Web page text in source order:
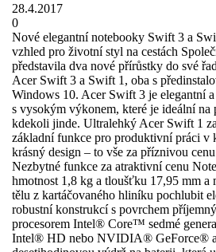
28.4.2017
0
Nové elegantní notebooky Swift 3 a
vzhled pro životní styl na cestách
představila dva nové přírůstky do své
Acer Swift 3 a Swift 1, oba s
Windows 10. Acer Swift 3 je elegantní
s vysokým výkonem, které je ideální na
kdekoli jinde. Ultralehký Acer Swift 1
základní funkce pro produktivní práci v
krásný design – to vše za příznivou
Nezbytné funkce za atraktivní cenu
hmotnost 1,8 kg a tloušťku 17,95 mm a
tělu z kartáčovaného hliníku pochlubit
robustní konstrukcí s povrchem
procesorem Intel® Core™ sedmé
Intel® HD nebo NVIDIA® GeForce®